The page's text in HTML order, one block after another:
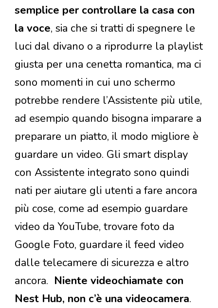
semplice per controllare la casa con
la voce, sia che si tratti di spegnere le
luci dal divano o a riprodurre la playlist
giusta per una cenetta romantica, ma ci
sono momenti in cui uno schermo
potrebbe rendere l’Assistente più utile,
ad esempio quando bisogna imparare a
preparare un piatto, il modo migliore è
guardare un video. Gli smart display
con Assistente integrato sono quindi
nati per aiutare gli utenti a fare ancora
più cose, come ad esempio guardare
video da YouTube, trovare foto da
Google Foto, guardare il feed video
dalle telecamere di sicurezza e altro
ancora. Niente videochiamate con
Nest Hub, non c’è una videocamera.